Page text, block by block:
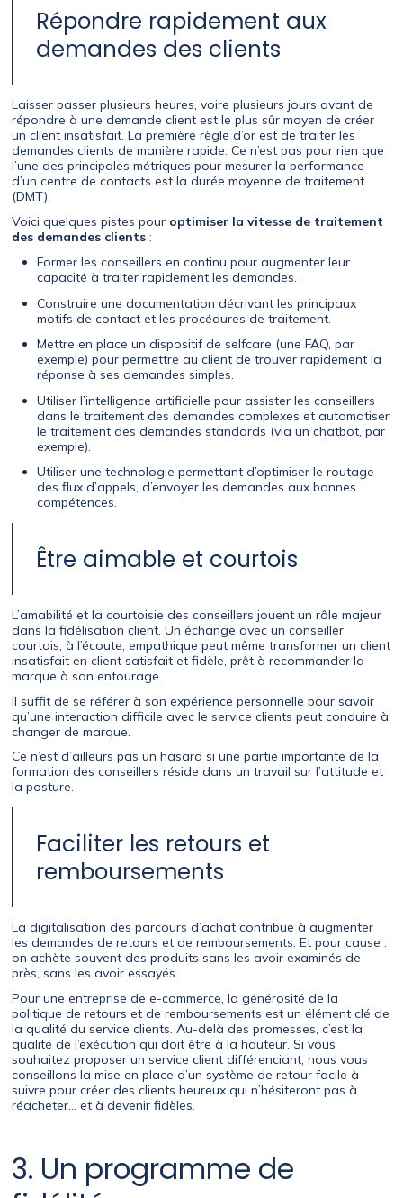
Répondre rapidement aux
demandes des clients
Laisser passer plusieurs heures, voire plusieurs jours avant de
répondre à une demande client est le plus sûr moyen de créer
un client insatisfait. La première règle d’or est de traiter les
demandes clients de manière rapide. Ce n’est pas pour rien que
l’une des principales métriques pour mesurer la performance
d’un centre de contacts est la durée moyenne de traitement
(DMT).
Voici quelques pistes pour optimiser la vitesse de traitement
des demandes clients :
Former les conseillers en continu pour augmenter leur
capacité à traiter rapidement les demandes.
Construire une documentation décrivant les principaux
motifs de contact et les procédures de traitement.
Mettre en place un dispositif de selfcare (une FAQ, par
exemple) pour permettre au client de trouver rapidement la
réponse à ses demandes simples.
Utiliser l’intelligence artificielle pour assister les conseillers
dans le traitement des demandes complexes et automatiser
le traitement des demandes standards (via un chatbot, par
exemple).
Utiliser une technologie permettant d’optimiser le routage
des flux d’appels, d’envoyer les demandes aux bonnes
compétences.
Être aimable et courtois
L’amabilité et la courtoisie des conseillers jouent un rôle majeur
dans la fidélisation client. Un échange avec un conseiller
courtois, à l’écoute, empathique peut même transformer un client
insatisfait en client satisfait et fidèle, prêt à recommander la
marque à son entourage.
Il suffit de se référer à son expérience personnelle pour savoir
qu’une interaction difficile avec le service clients peut conduire à
changer de marque.
Ce n’est d’ailleurs pas un hasard si une partie importante de la
formation des conseillers réside dans un travail sur l’attitude et
la posture.
Faciliter les retours et
remboursements
La digitalisation des parcours d’achat contribue à augmenter
les demandes de retours et de remboursements. Et pour cause :
on achète souvent des produits sans les avoir examinés de
près, sans les avoir essayés.
Pour une entreprise de e-commerce, la générosité de la
politique de retours et de remboursements est un élément clé de
la qualité du service clients. Au-delà des promesses, c’est la
qualité de l’exécution qui doit être à la hauteur. Si vous
souhaitez proposer un service client différenciant, nous vous
conseillons la mise en place d’un système de retour facile à
suivre pour créer des clients heureux qui n’hésiteront pas à
réacheter… et à devenir fidèles.
3. Un programme de